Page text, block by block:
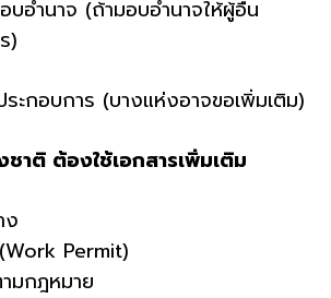
บอำนาจ (ถ้ามอบอำนาจให้ผู้อื่น
)
ะกอบการ (บางแห่งอาจขอเพิ่มเติม)
าติ ต้องใช้เอกสารเพิ่มเติม
ง
Permit)
มกฎหมาย